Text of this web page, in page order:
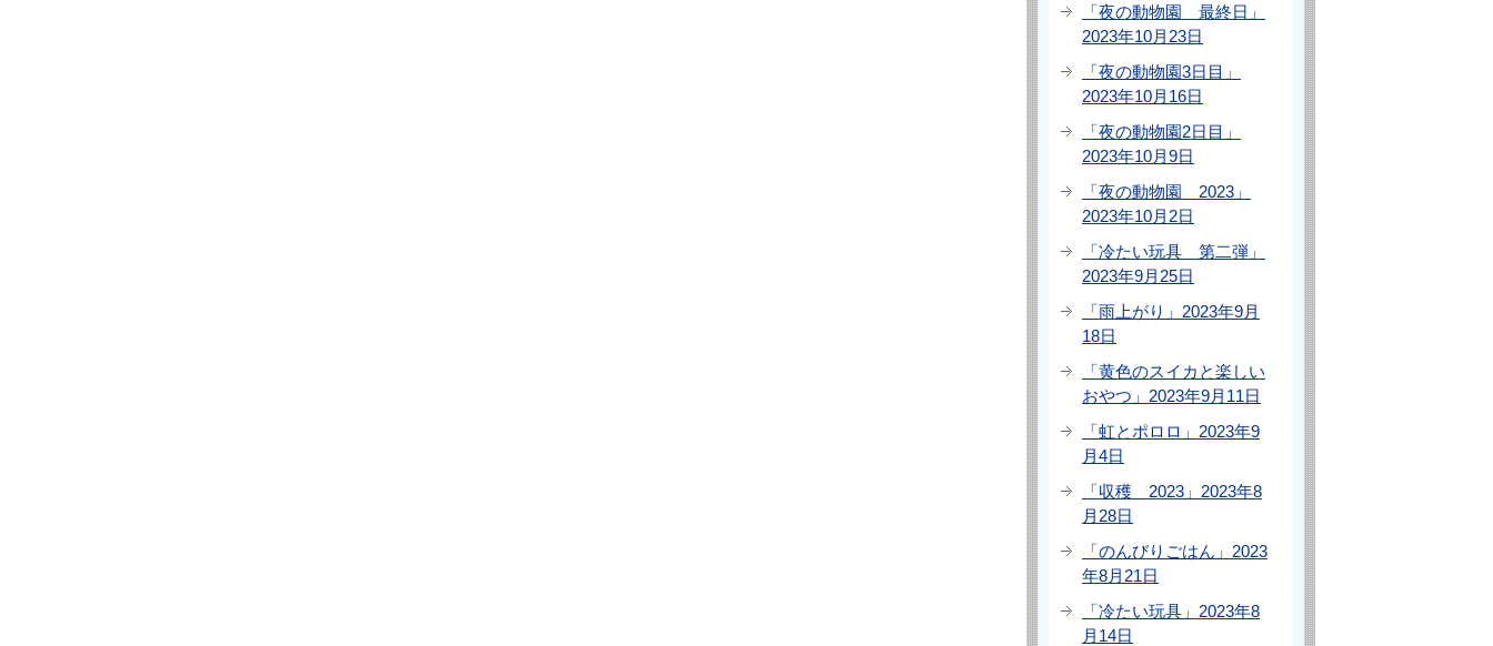
「夜の動物園 最終日」
2023年10月23日
「夜の動物園3日目」
2023年10月16日
「夜の動物園2日目」
2023年10月9日
「夜の動物園 2023」
2023年10月2日
「冷たい玩具 第二弾」
2023年9月25日
「雨上がり」2023年9月
18日
「黄色のスイカと楽しい
おやつ」2023年9月11日
「虹とポロロ」2023年9
月4日
「収穫 2023」2023年8
月28日
「のんびりごはん」2023
年8月21日
「冷たい玩具」2023年8
月14日